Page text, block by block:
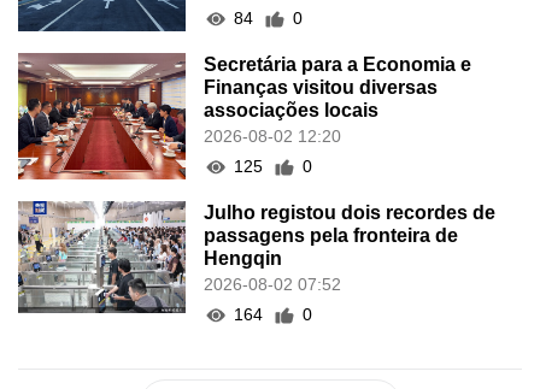
84
0
Secretária para a Economia e
Finanças visitou diversas
associações locais
2026-08-02 12:20
125
0
Julho registou dois recordes de
passagens pela fronteira de
Hengqin
2026-08-02 07:52
164
0